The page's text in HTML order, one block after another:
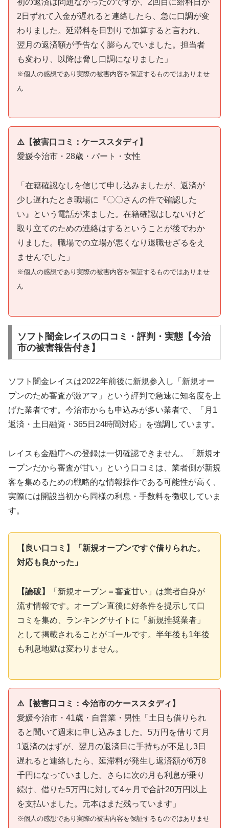
2日ずれて入金が遅れると連絡したら、急に口調が変
わりました。延滞料を日割りで加算すると言われ、
翌月の返済額が予告なく膨らんでいました。担当者
も変わり、以降は脅し口調になりました」
※個人の感想であり実際の被害内容を保証するものではありませ
ん
⚠️【被害口コミ：ケーススタディ】
愛媛今治市・28歳・パート・女性
「在籍確認なしを信じて申し込みましたが、返済が
少し遅れたとき職場に『〇〇さんの件で確認した
い』という電話が来ました。在籍確認はしないけど
取り立てのための連絡はするということが後でわか
りました。職場での立場が悪くなり退職せざるをえ
ませんでした」
※個人の感想であり実際の被害内容を保証するものではありませ
ん
ソフト闇金レイスの口コミ・評判・実態【今治
市の被害報告付き】
ソフト闇金レイスは2022年前後に新規参入し「新規オー
プンのため審査が激アマ」という評判で急速に知名度を上
げた業者です。今治市からも申込みが多い業者で、「月1
返済・土日融資・365日24時間対応」を強調しています。
レイスも金融庁への登録は一切確認できません。「新規オ
ープンだから審査が甘い」という口コミは、業者側が新規
客を集めるための戦略的な情報操作である可能性が高く、
実際には開設当初から同様の利息・手数料を徴収していま
す。
【良い口コミ】「新規オープンですぐ借りられた。
対応も良かった」
【論破】
「新規オープン＝審査甘い」は業者自身が
流す情報です。オープン直後に好条件を提示して口
コミを集め、ランキングサイトに「新規推奨業者」
として掲載されることがゴールです。半年後も1年後
も利息地獄は変わりません。
⚠️【被害口コミ：今治市のケーススタディ】
愛媛今治市・41歳・自営業・男性「土日も借りられ
ると聞いて週末に申し込みました。5万円を借りて月
1返済のはずが、翌月の返済日に手持ちが不足し3日
遅れると連絡したら、延滞料が発生し返済額が6万8
千円になっていました。さらに次の月も利息が乗り
続け、借りた5万円に対して4ヶ月で合計20万円以上
を支払いました。元本はまだ残っています」
※個人の感想であり実際の被害内容を保証するものではありませ